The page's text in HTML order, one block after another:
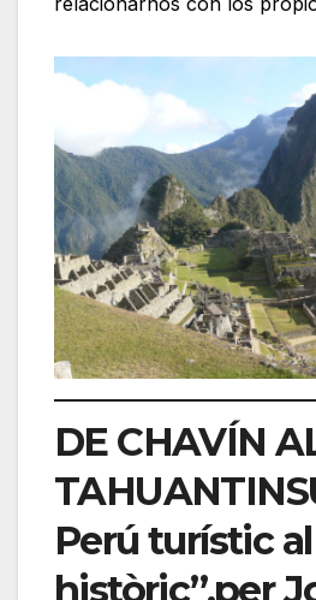
DE CHAVÍN
Perú turístic
històric”,per